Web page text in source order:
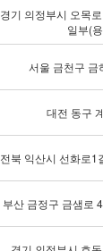
경기 의정부시 오목
일부(
서울 금천구 금
대전 동구
전북 익산시 선화로1
부산 금정구 금샘로